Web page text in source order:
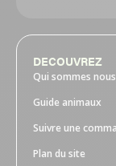
DECOUVREZ
Qui sommes
Guide animaux
Suivre une
Plan du site